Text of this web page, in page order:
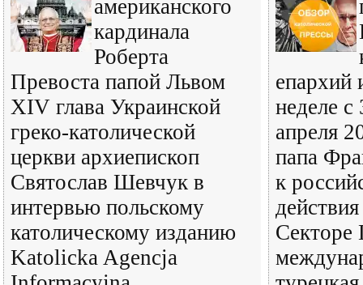
американского
кардинала
Роберта
Превоста папой Львом
XIV глава Украинской
греко-католической
церкви архиепископ
Святослав Шевчук в
интервью польскому
католическому изданию
Katolicka Agencja
епархий
неделе с
апреля
папа
к
Секторе